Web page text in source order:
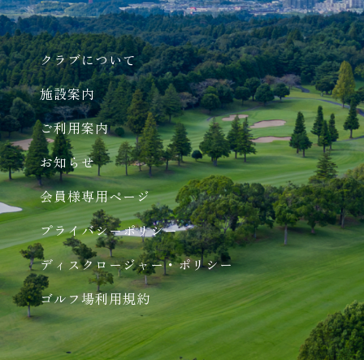
クラブについて
施設案内
ご利用案内
お知らせ
会員様専用ページ
プライバシーポリシー
ディスクロージャー・ポリシー
ゴルフ場利用規約